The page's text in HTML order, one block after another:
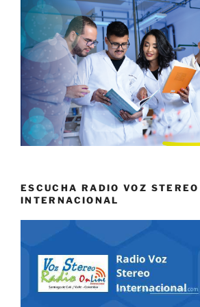
ESCUCHA RADIO VOZ STEREO
INTERNACIONAL